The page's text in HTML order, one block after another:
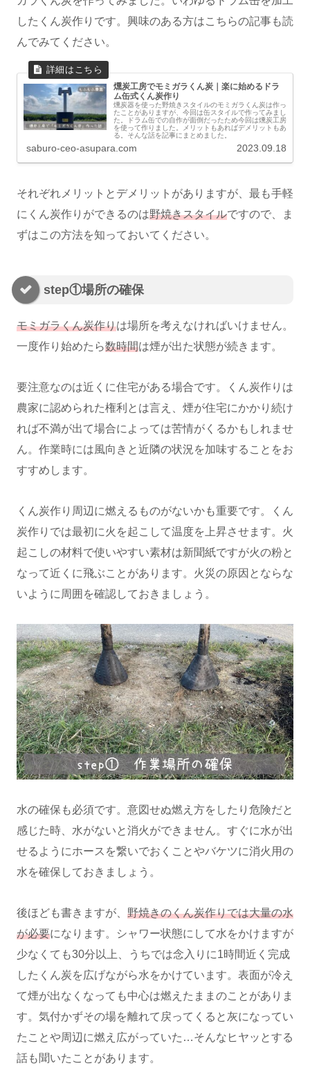
したくん炭作りです。興味のある方はこちらの記事も読
んでみてください。
燻炭工房でモミガラくん炭｜楽に始めるドラ
ム缶式くん炭作り
燻炭器を使った野焼きスタイルのモミガラくん炭は作っ
たことがありますが、今回は缶スタイルで作ってみまし
た。ドラム缶での自作が面倒だったため今回は燻炭工房
を使って作りました。メリットもあればデメリットもあ
る。そんな話を記事にまとめました。
saburo-ceo-asupara.com 2023.09.18
それぞれメリットとデメリットがありますが、最も手軽
にくん炭作りができるのは野焼きスタイルですので、ま
ずはこの方法を知っておいてください。
step①場所の確保
モミガラくん炭作りは場所を考えなければいけません。
一度作り始めたら数時間は煙が出た状態が続きます。
要注意なのは近くに住宅がある場合です。くん炭作りは
農家に認められた権利とは言え、煙が住宅にかかり続け
れば不満が出て場合によっては苦情がくるかもしれませ
ん。作業時には風向きと近隣の状況を加味することをお
すすめします。
くん炭作り周辺に燃えるものがないかも重要です。くん
炭作りでは最初に火を起こして温度を上昇させます。火
起こしの材料で使いやすい素材は新聞紙ですが火の粉と
なって近くに飛ぶことがあります。火災の原因とならな
いように周囲を確認しておきましょう。
水の確保も必須です。意図せぬ燃え方をしたり危険だと
感じた時、水がないと消火ができません。すぐに水が出
せるようにホースを繋いでおくことやバケツに消火用の
水を確保しておきましょう。
後ほども書きますが、 野焼きのくん炭作りでは大量の水
が必要になります。シャワー状態にして水をかけますが
少なくても30分以上、うちでは念入りに1時間近く完成
したくん炭を広げながら水をかけています。表面が冷え
て煙が出なくなっても中心は燃えたままのことがありま
す。気付かずその場を離れて戻ってくると灰になってい
たことや周辺に燃え広がっていた…そんなヒヤッとする
話も聞いたことがあります。